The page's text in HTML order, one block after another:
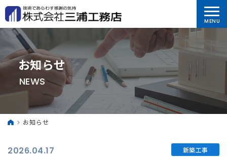
お知らせ
NEWS
お知らせ
2026.04.17 新築工事